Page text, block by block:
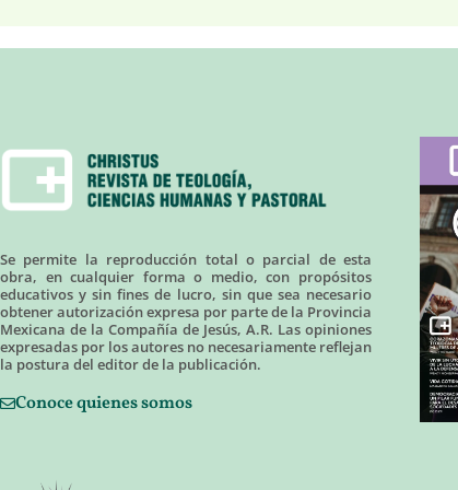
Se permite la reproducción total o parcial de esta
obra, en cualquier forma o medio, con propósitos
educativos y sin fines de lucro, sin que sea necesario
obtener autorización expresa por parte de la Provincia
Mexicana de la Compañía de Jesús, A.R. Las opiniones
expresadas por los autores no necesariamente reflejan
la postura del editor de la publicación.
Conoce quienes somos